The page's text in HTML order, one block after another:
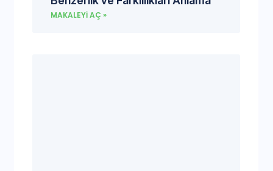
MAKALEYI AÇ »